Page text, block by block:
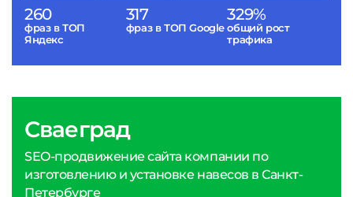
260
фраз в ТОП
Яндекс
317
фраз в ТОП Google
329%
общий рост
трафика
Сваеград
SEO-продвижение сайта компании по
изготовлению и установке навесов в Санкт-
Петербурге